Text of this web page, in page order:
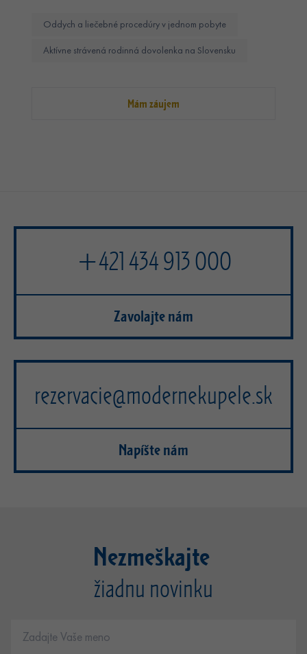
Oddych a liečebné procedúry v jednom pobyte
Aktívne strávená rodinná dovolenka na Slovensku
Mám záujem
+421 434 913 000
Zavolajte nám
rezervacie@modernekupele.sk
Napíšte nám
Nezmeškajte
žiadnu novinku